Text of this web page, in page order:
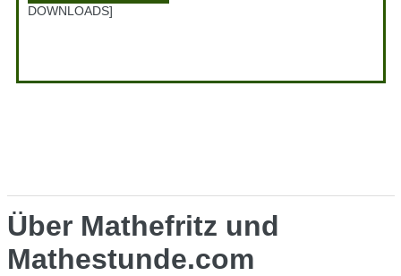
DOWNLOADS
Über Mathefritz und
Mathestunde.com